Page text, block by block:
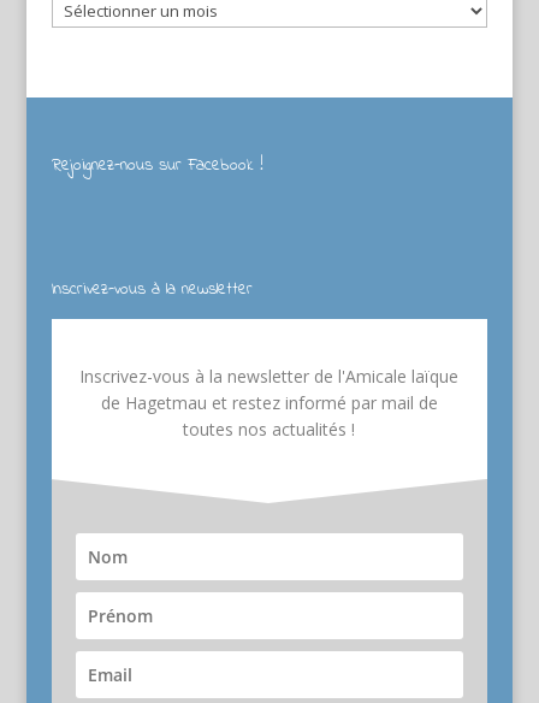
Archives
Rejoignez-nous sur Facebook !
Inscrivez-vous à la newsletter
Inscrivez-vous à la newsletter de l'Amicale laïque
de Hagetmau et restez informé par mail de
toutes nos actualités !